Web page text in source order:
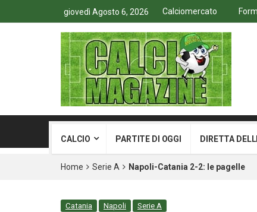
giovedì Agosto 6, 2026 Calciomercato
CALCIO PARTITE DI OGGI DIRETTA
Home Serie A Napoli-Catania 2-2: le pagelle
Catania Napoli Serie A